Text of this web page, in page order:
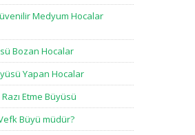
Medyum Hocalar
Bozan Hocalar
Yapan Hocalar
Etme Büyüsü
Büyü müdür?